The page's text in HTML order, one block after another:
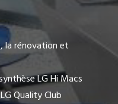
la rénovation et
LG Hi Macs
Quality Club